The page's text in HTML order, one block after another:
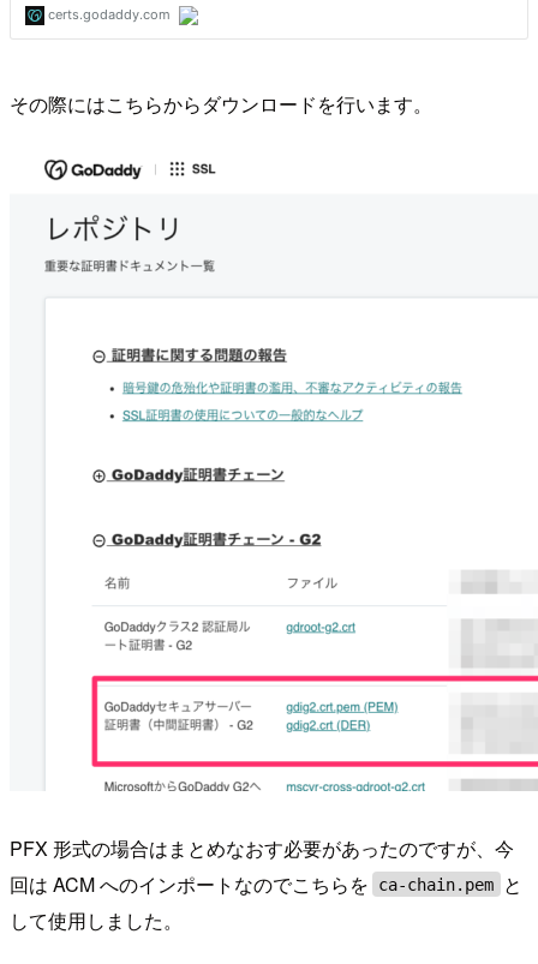
その際にはこちらからダウンロードを行います。
PFX 形式の場合はまとめなおす必要があったのですが、今
回は ACM へのインポートなのでこちらを
ca-chain.pem
と
して使用しました。